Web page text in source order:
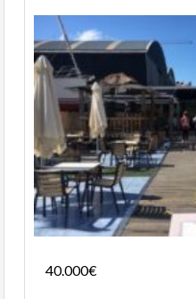
40.000€